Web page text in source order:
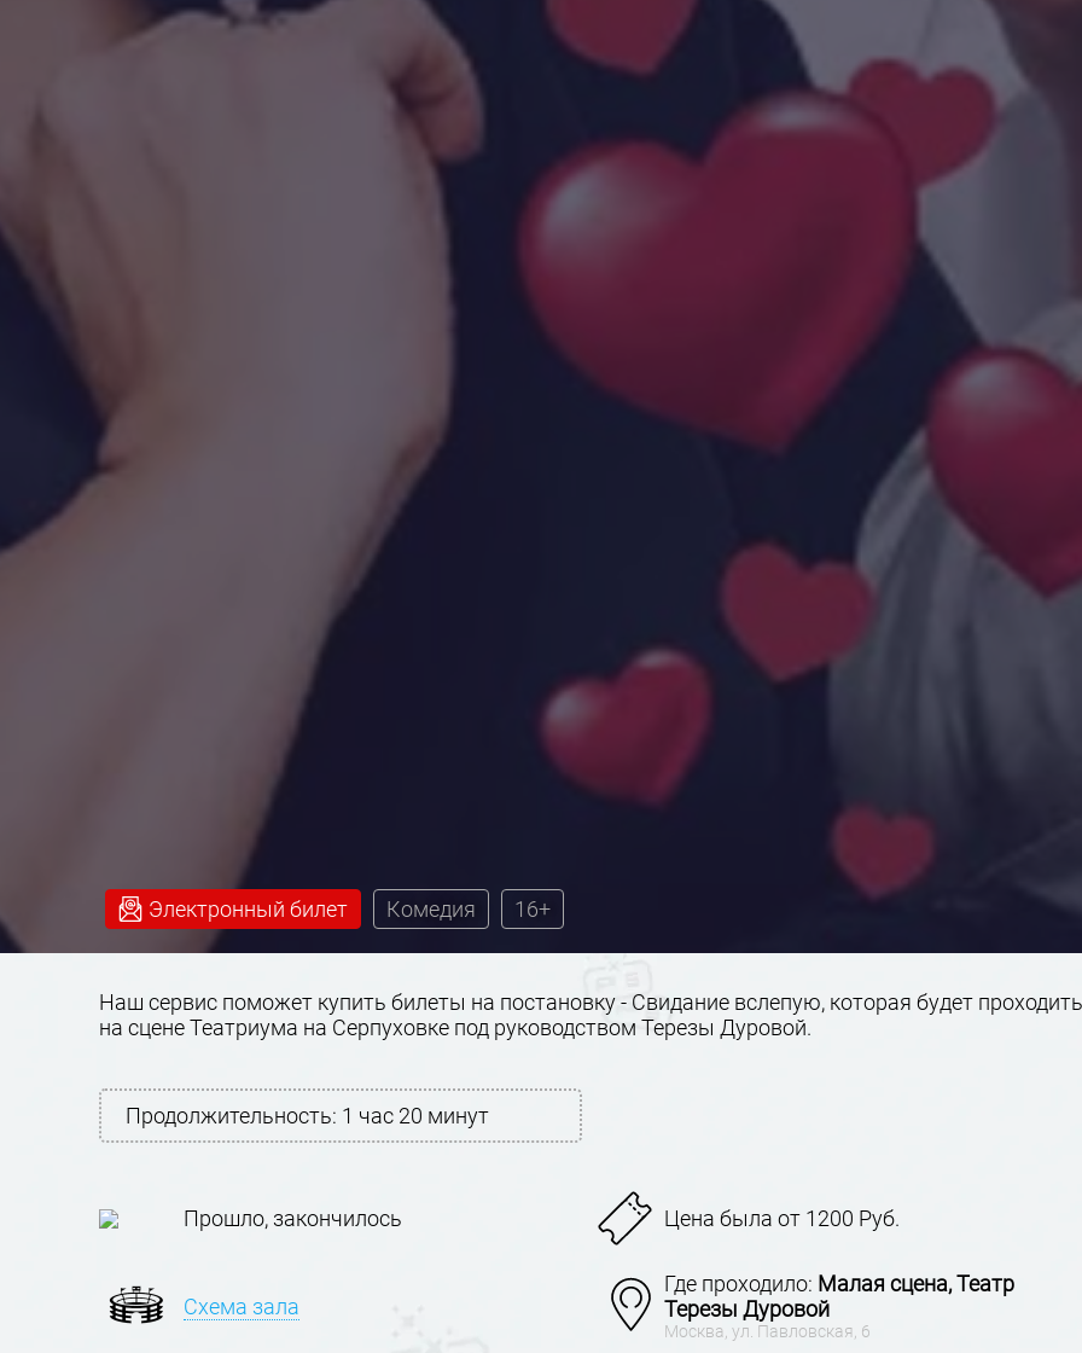
Электронный билет Комедия 16+
Наш сервис поможет купить билеты на постановку - Свидание вслепую, которая будет проходить
на сцене Театриума на Серпуховке под руководством Терезы Дуровой.
Продолжительность: 1 час 20 минут
Прошло, закончилось Цена была от 1200 Руб.
Схема зала
Где проходило: Малая сцена, Театр
Терезы Дуровой
Москва, ул. Павловская, 6